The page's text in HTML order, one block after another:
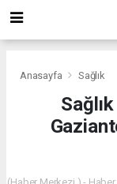
Anasayfa Sağlık